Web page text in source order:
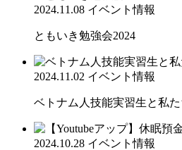
2024.11.08 イベント情報
ともいき勉強会2024
2024.11.02 イベント情報
ベトナム人技能実習生と私た
2024.10.28 イベント情報